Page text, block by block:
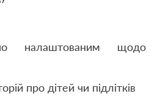
налаштованим щодо
про дітей чи підлітків